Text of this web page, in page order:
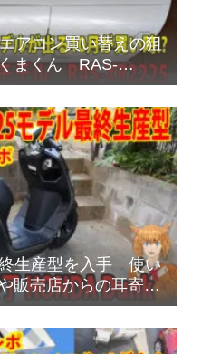
アコン買い替えの狙
まくん RAS-
ルのご紹介
生産型を入手 使い
販売店からの耳寄り